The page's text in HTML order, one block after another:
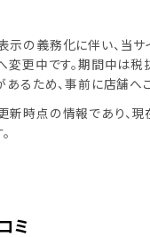
の義務化に伴い、当サ
変更中です。期間中は税
るため、事前に店舗へ
時点の情報であり、現
ミ